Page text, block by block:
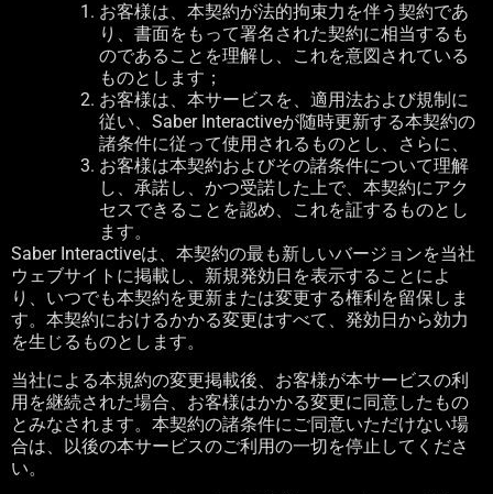
お客様は、本契約が法的拘束力を伴う契約であ
り、書面をもって署名された契約に相当するも
のであることを理解し、これを意図されている
ものとします；
お客様は、本サービスを、適用法および規制に
従い、 Saber Interactiveが随時更新する本契約の
諸条件に従って使用されるものとし、さらに、
お客様は本契約およびその諸条件について理解
し、承諾し、かつ受諾した上で、本契約にアク
セスできることを認め、これを証するものとし
ます。
Saber Interactiveは、本契約の最も新しいバージョンを当社
ウェブサイトに掲載し、新規発効日を表示することによ
り、いつでも本契約を更新または変更する権利を留保しま
す。本契約におけるかかる変更はすべて、発効日から効力
を生じるものとします。
当社による本規約の変更掲載後、お客様が本サービスの利
用を継続された場合、お客様はかかる変更に同意したもの
とみなされます。本契約の諸条件にご同意いただけない場
合は、以後の本サービスのご利用の一切を停止してくださ
い。